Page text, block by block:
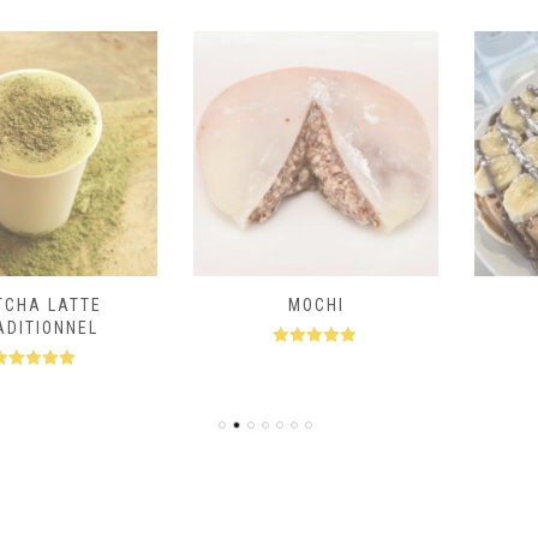
MOCHI